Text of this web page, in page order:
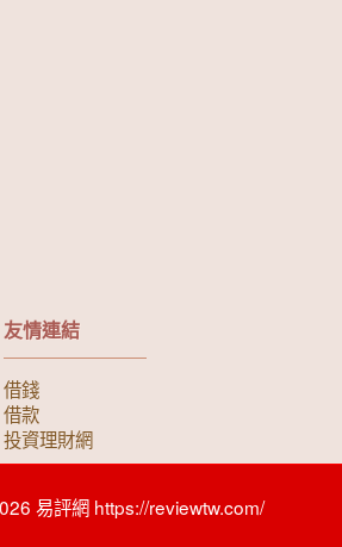
友情連結
借錢
借款
投資理財網
易評網 https://reviewtw.com/